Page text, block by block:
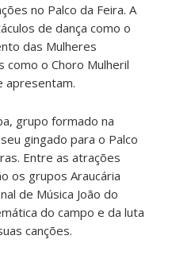
no Palco da Feira. A
de dança como o
das Mulheres
como o Choro Mulheril
apresentam.
grupo formado na
gingado para o Palco
Entre as atrações
os grupos Araucária
de Música João do
do campo e da luta
canções.